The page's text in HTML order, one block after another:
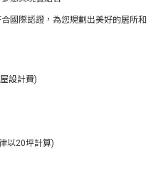
國際認證，為您規劃出美好的居所和
設計費)
以20坪計算)